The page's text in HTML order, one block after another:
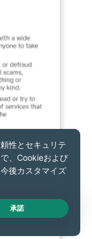
Live Chat